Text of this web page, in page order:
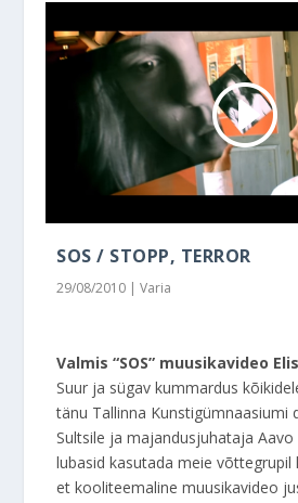
SOS / STOPP, TERROR
29/08/2010 |Varia
Valmis “SOS” muusikavideo
Suur ja sügav kummardus
tänu Tallinna Kunstigümnaasiumi
Sultsile ja majandusjuhataja
lubasid kasutada meie
et kooliteemaline muusikavideo